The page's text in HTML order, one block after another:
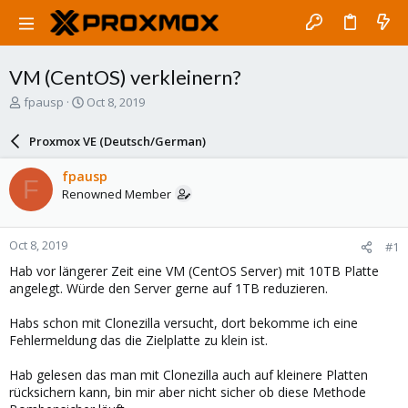
VM (CentOS) verkleinern?
T
a
d
s
t
a
r
t
e
r
fpausp
S
a
r
d
a
e
Oct 8, 2019
Proxmox VE (Deutsch/German)
F fpausp
Renowned Member
Oct 8, 2019 #1
Hab vor längerer Zeit eine VM (CentOS Server) mit 10TB Platte
angelegt. Würde den Server gerne auf 1TB reduzieren.
Habs schon mit Clonezilla versucht, dort bekomme ich eine
Fehlermeldung das die Zielplatte zu klein ist.
Hab gelesen das man mit Clonezilla auch auf kleinere Platten
rücksichern kann, bin mir aber nicht sicher ob diese Methode